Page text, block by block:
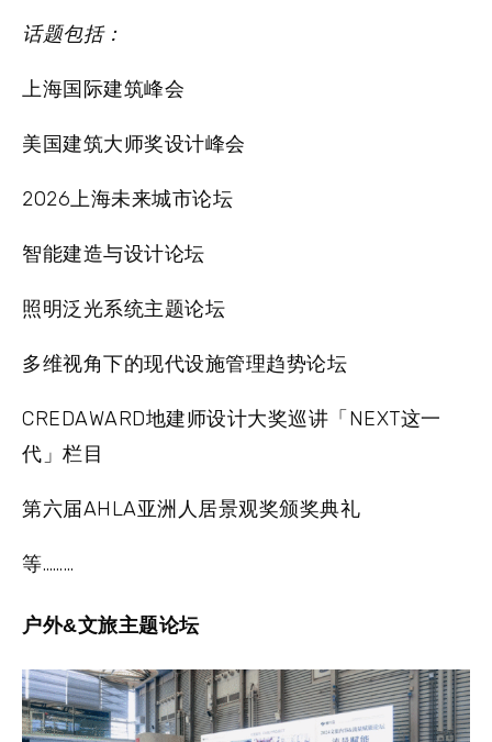
话题包括：
上海国际建筑峰会
美国建筑大师奖设计峰会
2026上海未来城市论坛
智能建造与设计论坛
照明泛光系统主题论坛
多维视角下的现代设施管理趋势论坛
CREDAWARD地建师设计大奖巡讲「NEXT这一
代」栏目
第六届AHLA亚洲人居景观奖颁奖典礼
等………
户外&文旅主题论坛